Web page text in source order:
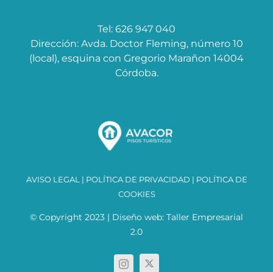
Tel: 626 947 040
Dirección: Avda. Doctor Fleming, número 10
(local), esquina con Gregorio Marañon 14004
Córdoba.
AVISO LEGAL| POLÍTICA DE PRIVACIDAD | POLÍTICA DE
COOKIES
© Copyright 2023 | Diseño web: Taller Empresarial
2.0